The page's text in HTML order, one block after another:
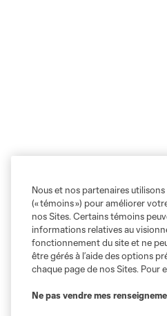
Nous et nos partenaires
(« témoins ») pour améliorer
nos Sites. Certains témoins
informations relatives au
fonctionnement du site et ne
être gérés à l’aide des options
chaque page de nos Sites. Pour
Ne pas vendre mes